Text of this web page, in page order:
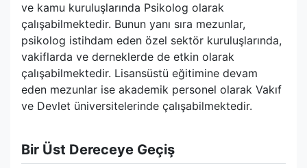
ve kamu kuruluşlarında Psikolog olarak
çalışabilmektedir. Bunun yanı sıra mezunlar,
psikolog istihdam eden özel sektör kuruluşlarında,
vakiflarda ve derneklerde de etkin olarak
çalışabilmektedir. Lisansüstü eğitimine devam
eden mezunlar ise akademik personel olarak Vakıf
ve Devlet üniversitelerinde çalışabilmektedir.
Bir Üst Dereceye Geçiş